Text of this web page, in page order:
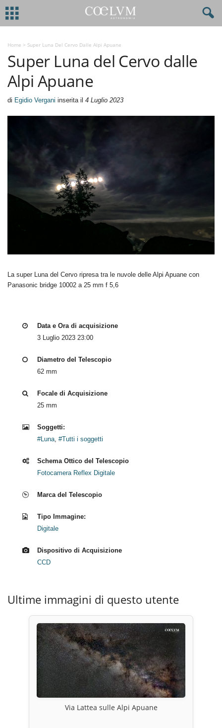
Home > Super Luna Del Cervo Dalle Alpi Apuane
Super Luna del Cervo dalle
Alpi Apuane
di Egidio Vergani inserita il 4 Luglio 2023
La super Luna del Cervo ripresa tra le nuvole delle Alpi Apuane con
Panasonic bridge 10002 a 25 mm f 5,6
Data e Ora di acquisizione
3 Luglio 2023 23:00
Diametro del Telescopio
62 mm
Focale di Acquisizione
25 mm
Soggetti:
#Luna #Tutti i soggetti
Schema Ottico del Telescopio
Fotocamera Reflex Digitale
Marca del Telescopio
Tipo Immagine:
Digitale
Dispositivo di Acquisizione
CCD
Ultime immagini di questo utente
Via Lattea sulle Alpi Apuane